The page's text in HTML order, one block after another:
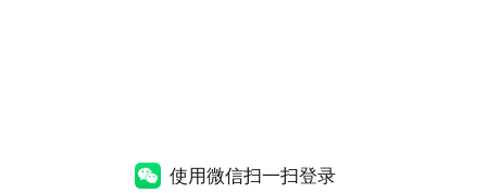
使用微信扫一扫登录